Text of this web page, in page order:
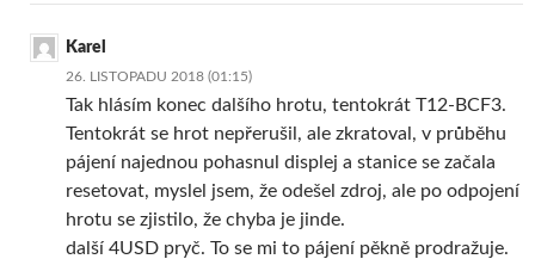
Karel
26. LISTOPADU 2018 (01:15)
Tak hlásím konec dalšího hrotu, tentokrát T12-BCF3.
Tentokrát se hrot nepřerušil, ale zkratoval, v průběhu
pájení najednou pohasnul displej a stanice se začala
resetovat, myslel jsem, že odešel zdroj, ale po odpojení
hrotu se zjistilo, že chyba je jinde.
další 4USD pryč. To se mi to pájení pěkně prodražuje.